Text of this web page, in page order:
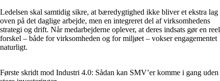
Ledelsen skal samtidig sikre, at bæredygtighed ikke bliver et ekstra lag
oven på det daglige arbejde, men en integreret del af virksomhedens
strategi og drift. Når medarbejderne oplever, at deres indsats gør en reel
forskel – både for virksomheden og for miljøet – vokser engagementet
naturligt.
Første skridt mod Industri 4.0: Sådan kan SMV’er komme i gang uden